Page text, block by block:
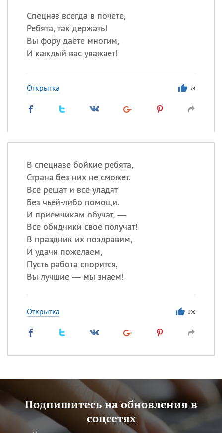
Спецназ всегда в почёте,
Ребята, так держать!
Вы фору даёте многим,
И каждый вас уважает!
Открытка 74
В спецназе бойкие ребята,
Страна без них не сможет.
Всё решат и всё уладят
Без чьей-либо помощи.
И приёмчикам обучат, —
Все обидчики своё получат!
В праздник их поздравим,
И удачи пожелаем,
Пусть работа спорится,
Вы лучшие — мы знаем!
Открытка 196
Подпишитесь на обновления в
соцсетях